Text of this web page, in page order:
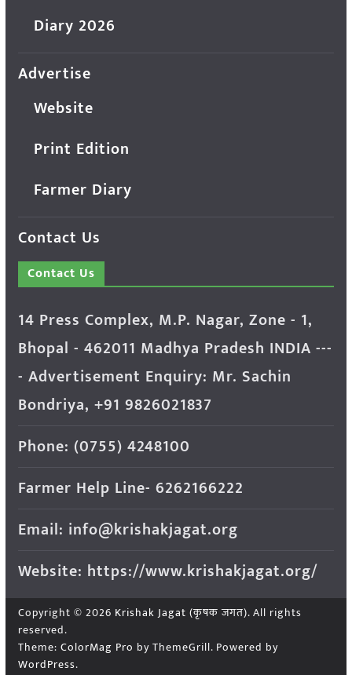
Diary 2026
Advertise
Website
Print Edition
Farmer Diary
Contact Us
Contact Us
14 Press Complex, M.P. Nagar, Zone - 1,
Bhopal - 462011 Madhya Pradesh INDIA ---
- Advertisement Enquiry: Mr. Sachin
Bondriya, +91 9826021837
Phone: (0755) 4248100
Farmer Help Line- 6262166222
Email: info@krishakjagat.org
Website: https://www.krishakjagat.org/
Copyright © 2026 Krishak Jagat (कृषक जगत). All rights
reserved.
Theme: ColorMag Pro by ThemeGrill. Powered by
WordPress.